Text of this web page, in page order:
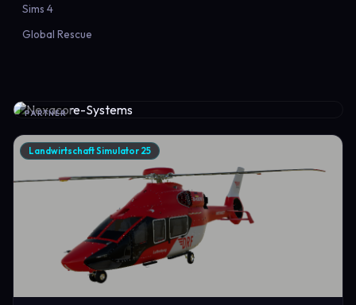
Sims 4
Global Rescue
PARTNER
Landwirtschaft Simulator 25